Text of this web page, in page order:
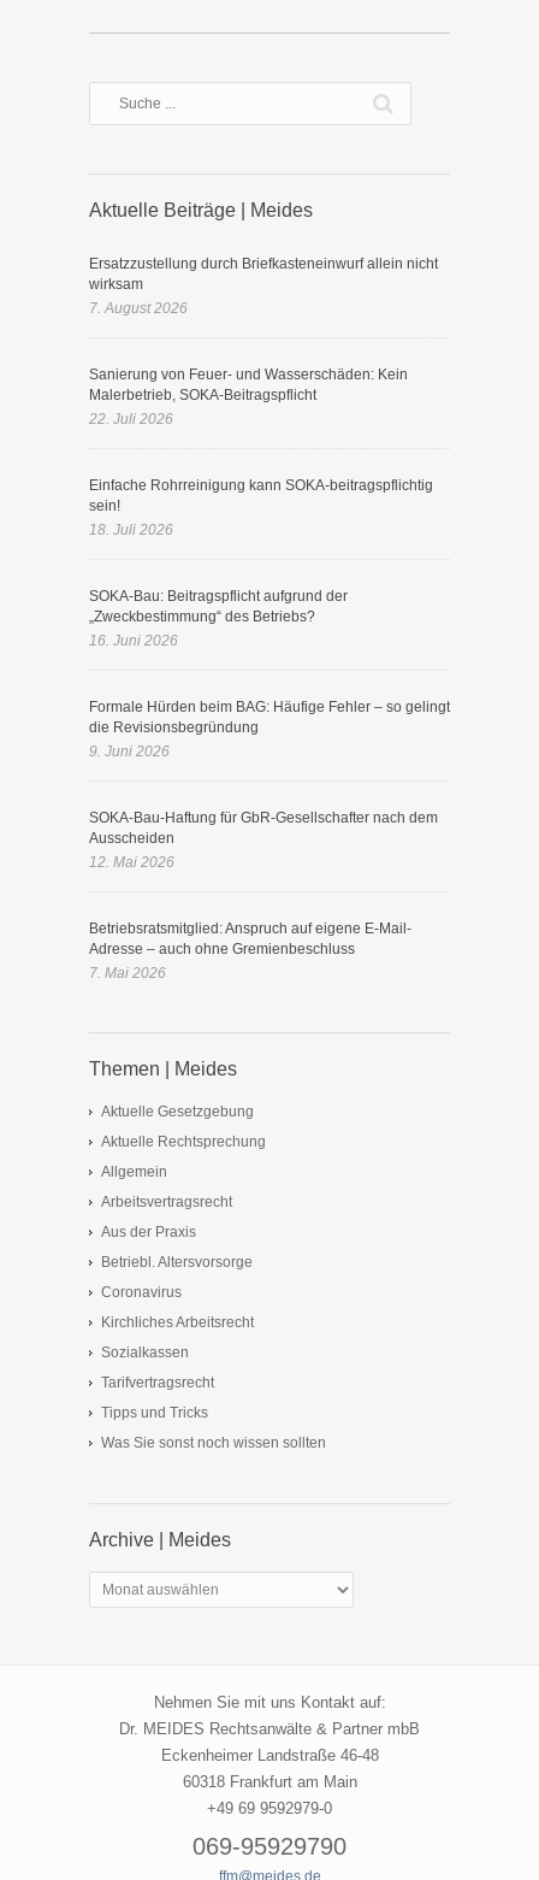
Aktuelle Beiträge | Meides
Ersatzzustellung durch Briefkasteneinwurf allein nicht
wirksam
7. August 2026
Sanierung von Feuer- und Wasserschäden: Kein
Malerbetrieb, SOKA-Beitragspflicht
22. Juli 2026
Einfache Rohrreinigung kann SOKA-beitragspflichtig
sein!
18. Juli 2026
SOKA-Bau: Beitragspflicht aufgrund der
„Zweckbestimmung“ des Betriebs?
16. Juni 2026
Formale Hürden beim BAG: Häufige Fehler – so gelingt
die Revisionsbegründung
9. Juni 2026
SOKA-Bau-Haftung für GbR-Gesellschafter nach dem
Ausscheiden
12. Mai 2026
Betriebsratsmitglied: Anspruch auf eigene E-Mail-
Adresse – auch ohne Gremienbeschluss
7. Mai 2026
Themen | Meides
Aktuelle Gesetzgebung
Aktuelle Rechtsprechung
Allgemein
Arbeitsvertragsrecht
Aus der Praxis
Betriebl. Altersvorsorge
Coronavirus
Kirchliches Arbeitsrecht
Sozialkassen
Tarifvertragsrecht
Tipps und Tricks
Was Sie sonst noch wissen sollten
Archive | Meides
Archive
|
Nehmen Sie mit uns Kontakt auf:
Dr. MEIDES Rechtsanwälte & Partner mbB
Eckenheimer Landstraße 46-48
60318 Frankfurt am Main
+49 69 9592979-0
069-95929790
ffm@meides.de